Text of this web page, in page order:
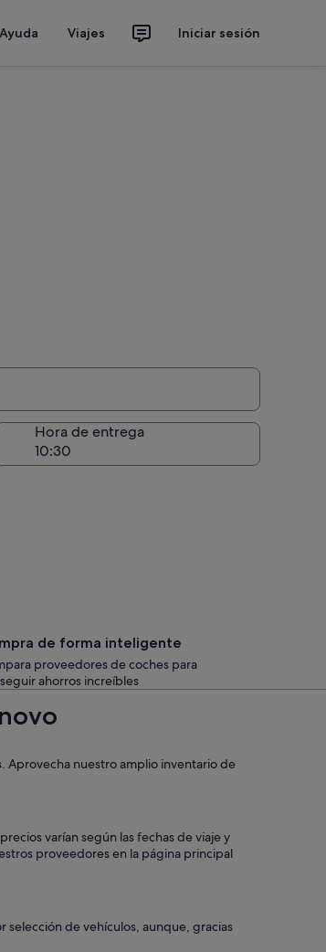
Ayuda Viajes Iniciar sesión
Hora de entrega
de forma inteligente
proveedores de coches para
ahorros increíbles
Aprovecha nuestro amplio inventario de
varían según las fechas de viaje y
proveedores en la página principal
selección de vehículos, aunque, gracias